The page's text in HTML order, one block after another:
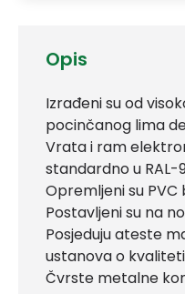
Opis
Izrađeni su od
pocinčanog lima
Vrata i ram
standardno u RAL-
Opremljeni su
Postavljeni su na
Posjeduju ateste
ustanova o
Čvrste metalne